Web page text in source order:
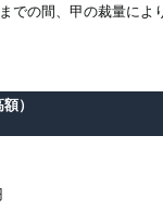
での間、甲の裁量によ
）